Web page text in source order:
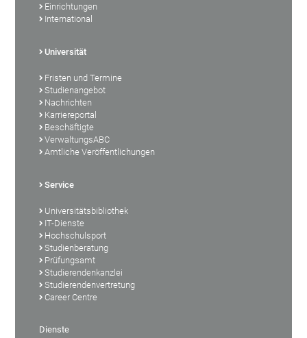
Einrichtungen
International
Universität
Fristen und Termine
Studienangebot
Nachrichten
Karriereportal
Beschäftigte
VerwaltungsABC
Amtliche Veröffentlichungen
Service
Universitätsbibliothek
IT-Dienste
Hochschulsport
Studienberatung
Prüfungsamt
Studierendenkanzlei
Studierendenvertretung
Career Centre
Dienste